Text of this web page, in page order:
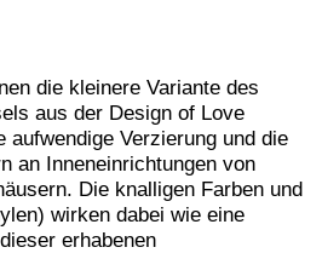
die kleinere Variante des
aus der Design of Love
aufwendige Verzierung und die
an Inneneinrichtungen von
Die knalligen Farben und
wirken dabei wie eine
erhabenen